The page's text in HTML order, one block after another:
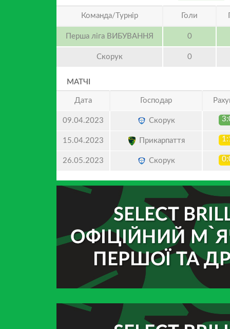
Команда/Турнір Голи
Перша ліга ВИБУВАННЯ 0
Скорук 0
МАТЧІ
Дата Господар
09.04.2023 Скорук
15.04.2023 Прикарпаття
26.05.2023 Скорук